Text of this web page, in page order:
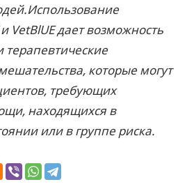
VetBlUE дает возможность
терапевтические
которые могут
требующих
находящихся в
или в группе риска.